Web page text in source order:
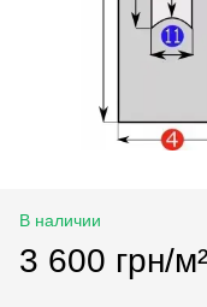
В наличии
3 600 грн/м²